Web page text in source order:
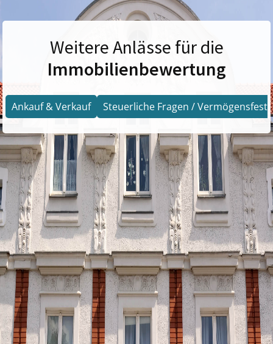
Weitere Anlässe für die
Immobilienbewertung
Ankauf & Verkauf Steuerliche Fragen /